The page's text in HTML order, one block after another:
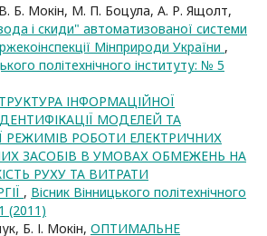
В. Б. Мокін, М. П. Боцула, А. Р. Ящолт,
і скиди" автоматизованої системи
Мінприроди України ,
політехнічного інституту: № 5
ІНФОРМАЦІЙНОЇ
МОДЕЛЕЙ ТА
РЕЖИМІВ РОБОТИ ЕЛЕКТРИЧНИХ
ЗАСОБІВ В УМОВАХ ОБМЕЖЕНЬ НА
РУХУ ТА ВИТРАТИ
, Вісник Вінницького політехнічного
(2011)
Б. І. Мокін, ОПТИМАЛЬНЕ